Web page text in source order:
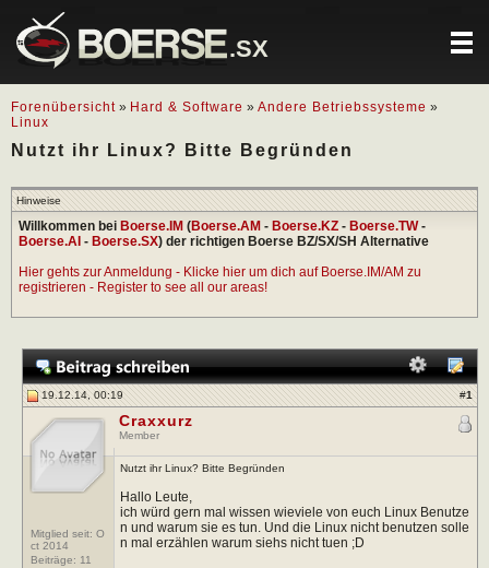
.SX
Forenübersicht » Hard & Software » Andere Betriebssysteme »
Linux
Nutzt ihr Linux? Bitte Begründen
Hinweise
Willkommen bei Boerse.IM (Boerse.AM - Boerse.KZ - Boerse.TW-
Boerse.AI - Boerse.SX) der richtigen Boerse BZ/SX/SH Alternative
Hier gehts zur Anmeldung - Klicke hier um dich auf Boerse.IM/AM zu
registrieren - Register to see all our areas!
19.12.14, 00:19 #1
Mitglied seit: O
ct 2014
Beiträge: 11
Craxxurz
Member
Nutzt ihr Linux? Bitte Begründen
Hallo Leute,
ich würd gern mal wissen wieviele von euch Linux Benutze
n und warum sie es tun. Und die Linux nicht benutzen solle
n mal erzählen warum siehs nicht tuen ;D